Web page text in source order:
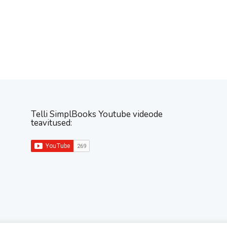
Telli SimplBooks Youtube videode
teavitused: